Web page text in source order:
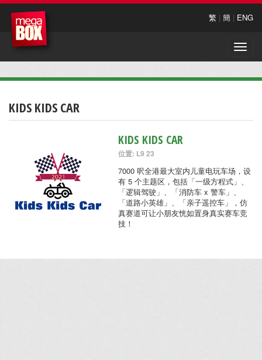
繁 | 簡 | ENG
Toggle
KIDS KIDS CAR
KIDS KIDS CAR
位置: L9 23
7000 呎全港最大室内儿童电玩车场，设
有 5 个主题区，包括「一级方程式」、
「逻辑驾驶」、「消防车 x 警车」、
「道路小英雄」、「亲子遥控车」，仿
真赛道可让小朋友恍如置身真实赛车竞
技！